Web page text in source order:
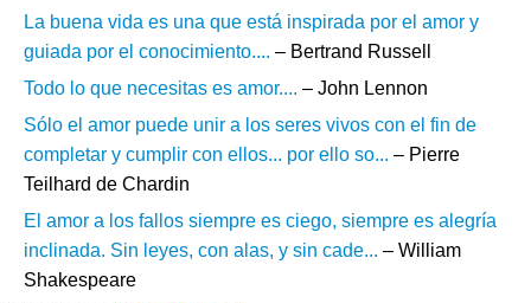
La buena vida es una que está inspirada por el amor y
guiada por el conocimiento.... – Bertrand Russell
Todo lo que necesitas es amor.... – John Lennon
Sólo el amor puede unir a los seres vivos con el fin de
completar y cumplir con ellos... por ello so... – Pierre
Teilhard de Chardin
El amor a los fallos siempre es ciego, siempre es alegría
inclinada. Sin leyes, con alas, y sin cade... – William
Shakespeare